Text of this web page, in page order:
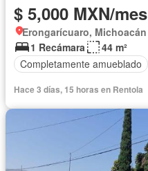
$ 5,000 MXN/mes
Erongarícuaro, Michoacán
1 Recámara
44 m²
Completamente amueblado
Hace 3 días, 15 horas en Rentola